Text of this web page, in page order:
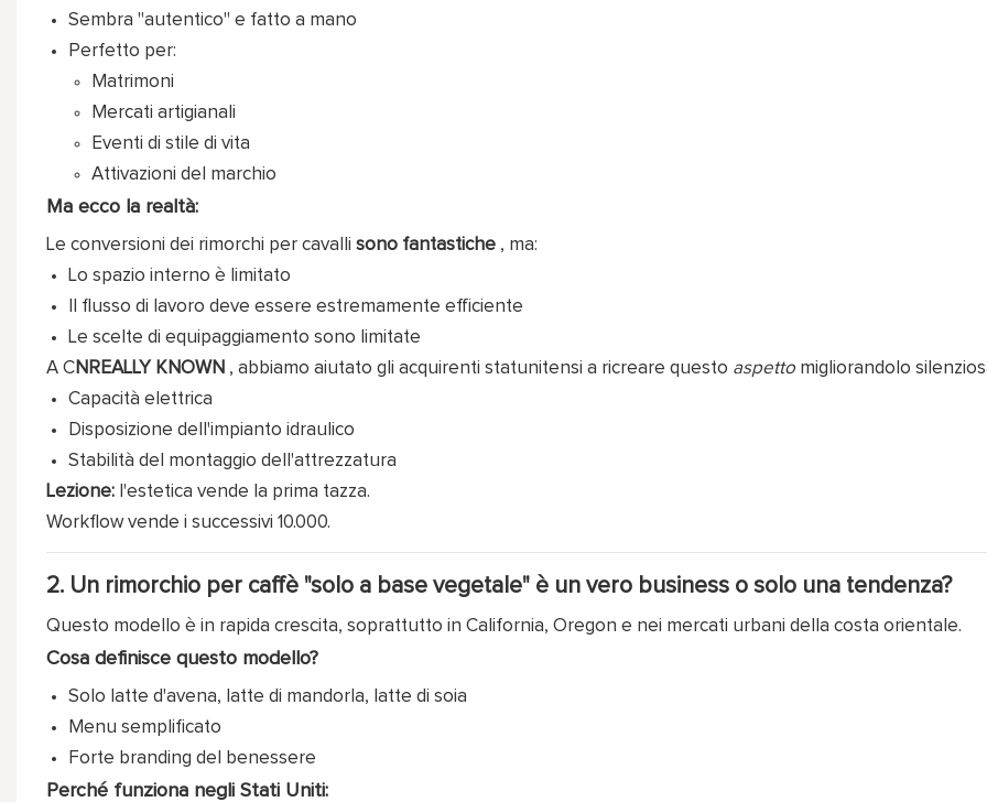
Sembra "autentico" e fatto a mano
Perfetto per:
Matrimoni
Mercati artigianali
Eventi di stile di vita
Attivazioni del marchio
Ma ecco la realtà:
Le conversioni dei rimorchi per cavalli sono fantastiche, ma:
Lo spazio interno è limitato
Il flusso di lavoro deve essere estremamente efficiente
Le scelte di equipaggiamento sono limitate
A CNREALLY KNOWN , abbiamo aiutato gli acquirenti statunitensi a ricreare questo aspettomigliorandolo
Capacità elettrica
Disposizione dell'impianto idraulico
Stabilità del montaggio dell'attrezzatura
Lezione:l'estetica vende la prima tazza.
Workflow vende i successivi 10.000.
2. Un rimorchio per caffè "solo a base vegetale" è un vero business o solo una tendenza?
Questo modello è in rapida crescita, soprattutto in California, Oregon e nei mercati urbani della costa orientale.
Cosa definisce questo modello?
Solo latte d'avena, latte di mandorla, latte di soia
Menu semplificato
Forte branding del benessere
Perché funziona negli Stati Uniti: